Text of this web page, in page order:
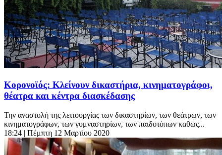
Κορονοϊός: Κλείνουν δικαστήρια, κινηματογράφοι,
θέατρα και κέντρα διασκέδασης
Την αναστολή της λειτουργίας των δικαστηρίων, των θεάτρων, των
κινηματογράφων, των γυμναστηρίων, των παιδοτόπων καθώς...
18:24 | Πέμπτη 12 Μαρτίου 2020